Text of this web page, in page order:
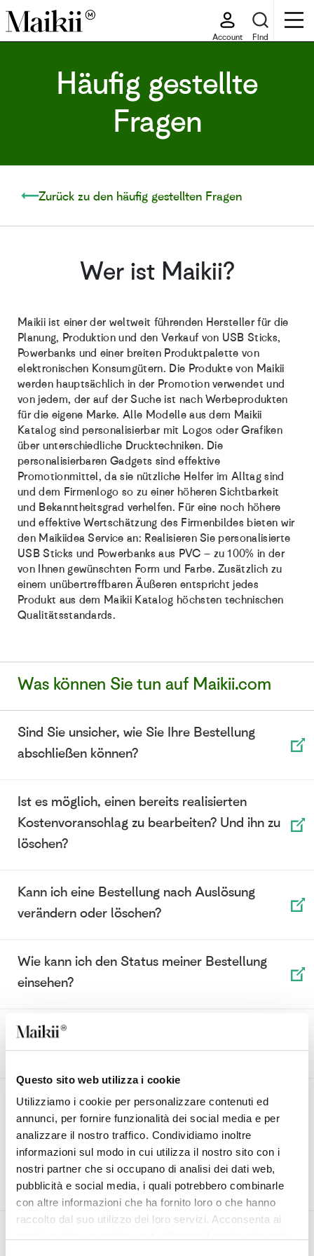
Questo sito web utilizza i cookie
Utilizziamo i cookie per personalizzare contenuti ed
annunci, per fornire funzionalità dei social media e per
analizzare il nostro traffico. Condividiamo inoltre
informazioni sul modo in cui utilizza il nostro sito con i
nostri partner che si occupano di analisi dei dati web,
pubblicità e social media, i quali potrebbero combinarle
con altre informazioni che ha fornito loro o che hanno
raccolto dal suo utilizzo dei loro servizi. Acconsenta ai
Account Find
Häufig gestellte
Fragen
Zurück zu den häufig gestellten Fragen
Wer ist Maikii?
Maikii ist einer der weltweit führenden Hersteller für die
Planung, Produktion und den Verkauf von USB Sticks,
Powerbanks und einer breiten Produktpalette von
elektronischen Konsumgütern. Die Produkte von Maikii
werden hauptsächlich in der Promotion verwendet und
von jedem, der auf der Suche ist nach Werbeprodukten
für die eigene Marke. Alle Modelle aus dem Maikii
Katalog sind personalisierbar mit Logos oder Grafiken
über unterschiedliche Drucktechniken. Die
personalisierbaren Gadgets sind effektive
Promotionmittel, da sie nützliche Helfer im Alltag sind
und dem Firmenlogo so zu einer höheren Sichtbarkeit
und Bekanntheitsgrad verhelfen. Für eine noch höhere
und effektive Wertschätzung des Firmenbildes bieten wir
den Maikiidea Service an: Realisieren Sie personalisierte
USB Sticks und Powerbanks aus PVC – zu 100% in der
von Ihnen gewünschten Form und Farbe. Zusätzlich zu
einem unübertreffbaren Äußeren entspricht jedes
Produkt aus dem Maikii Katalog höchsten technischen
Qualitätsstandards.
Was können Sie tun auf Maikii.com
Sind Sie unsicher, wie Sie Ihre Bestellung
abschließen können?
Ist es möglich, einen bereits realisierten
Kostenvoranschlag zu bearbeiten? Und ihn zu
löschen?
Kann ich eine Bestellung nach Auslösung
verändern oder löschen?
Wie kann ich den Status meiner Bestellung
einsehen?
Welche Zahlungsmethoden gibt es für meine
Bestellung?
Ich habe begonnen ein Produkt zu
konfigurieren, habe es jedoch noch nicht
fertiggestellt. Kann ich später weitermachen?
Gibt es einen Zeitrahmen in dem ich ein
Produkt fertigstellen muss?